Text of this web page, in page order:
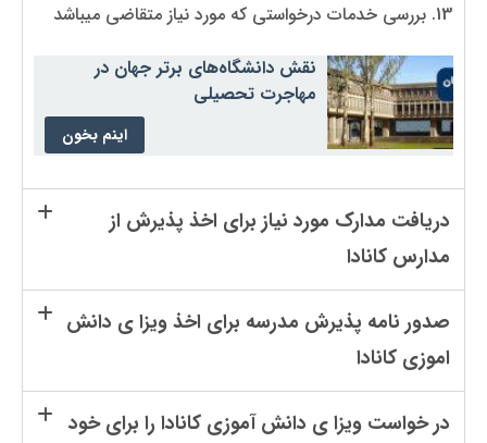
بررسی خدمات درخواستی که مورد نیاز متقاضی میباشد
نقش دانشگاه‌های برتر جهان در
مهاجرت تحصیلی
اینم بخون
دریافت مدارک مورد نیاز برای اخذ پذیرش از
مدارس کانادا
صدور نامه پذیرش مدرسه برای اخذ ویزا ی دانش
اموزی کانادا
در خواست ویزا ی دانش آموزی کانادا را برای خود